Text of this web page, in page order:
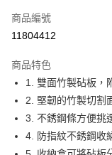
合作金庫商業銀行
上海商業儲蓄銀行
臺灣中小企業銀行
匯豐（台灣）商業銀
聯邦商業銀行
元大商業銀行
玉山商業銀行
合作金庫商業銀行
上海商業儲蓄銀行
國泰世華商業銀行
匯豐（台灣）商業銀
聯邦商業銀行
元大商業銀行
玉山商業銀行
即享券
LINE Pay
Apple Pay
街口支付
Google Pay
商品編號
11804412
商品特色
1. 雙面竹製砧板，
2. 堅韌的竹製切割
3. 不銹鋼條方便挑
4. 防指紋不銹鋼收